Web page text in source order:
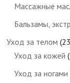
Массажные
Бальзамы,
Уход за телом
Уход за кожей
Уход за ногами